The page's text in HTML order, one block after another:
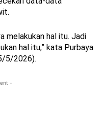
melakukan hal itu. Jadi
hal itu,” kata Purbaya
5/2026).
-